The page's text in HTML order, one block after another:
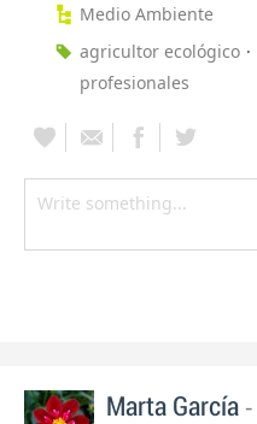
Medio Ambiente
agricultor ecológico
profesionales
Marta García -